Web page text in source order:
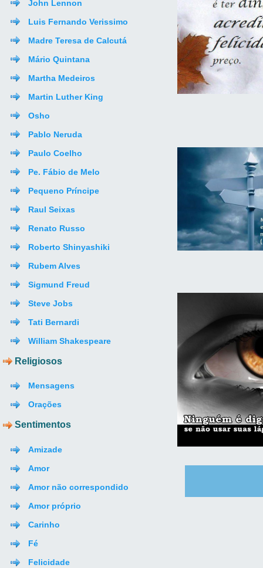
John Lennon
Luis Fernando Verissimo
Madre Teresa de Calcutá
Mário Quintana
Martha Medeiros
Martin Luther King
Osho
Pablo Neruda
Paulo Coelho
Pe. Fábio de Melo
Pequeno Príncipe
Raul Seixas
Renato Russo
Roberto Shinyashiki
Rubem Alves
Sigmund Freud
Steve Jobs
Tati Bernardi
William Shakespeare
Religiosos
Mensagens
Orações
Sentimentos
Amizade
Amor
Amor não correspondido
Amor próprio
Carinho
Fé
Felicidade